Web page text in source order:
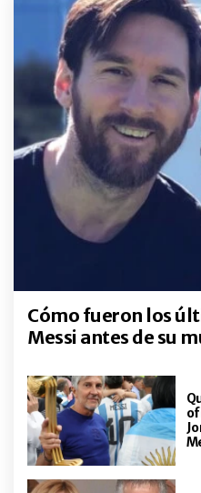
Cómo fueron los
Messi antes de su